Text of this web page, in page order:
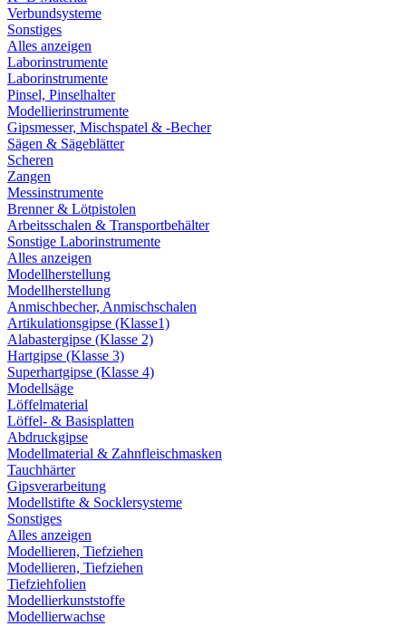
Verbundsysteme
Sonstiges
Alles anzeigen
Laborinstrumente
Laborinstrumente
Pinsel, Pinselhalter
Modellierinstrumente
Gipsmesser, Mischspatel & -Becher
Sägen & Sägeblätter
Scheren
Zangen
Messinstrumente
Brenner & Lötpistolen
Arbeitsschalen & Transportbehälter
Sonstige Laborinstrumente
Alles anzeigen
Modellherstellung
Modellherstellung
Anmischbecher, Anmischschalen
Artikulationsgipse (Klasse1)
Alabastergipse (Klasse 2)
Hartgipse (Klasse 3)
Superhartgipse (Klasse 4)
Modellsäge
Löffelmaterial
Löffel- & Basisplatten
Abdruckgipse
Modellmaterial & Zahnfleischmasken
Tauchhärter
Gipsverarbeitung
Modellstifte & Socklersysteme
Sonstiges
Alles anzeigen
Modellieren, Tiefziehen
Modellieren, Tiefziehen
Tiefziehfolien
Modellierkunststoffe
Modellierwachse